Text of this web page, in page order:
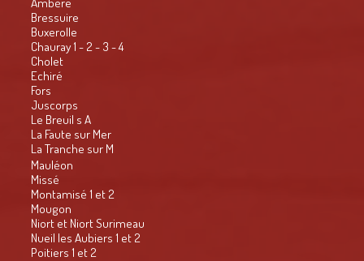
Bressuire
Buxerolle
Chauray 1 - 2 - 3 - 4
Cholet
Echiré
Fors
Juscorps
Le Breuil s A
La Faute sur Mer
La Tranche sur M
Mauléon
Missé
Montamisé 1 et 2
Mougon
Niort et Niort Surimeau
Nueil les Aubiers 1 et 2
Poitiers 1 et 2